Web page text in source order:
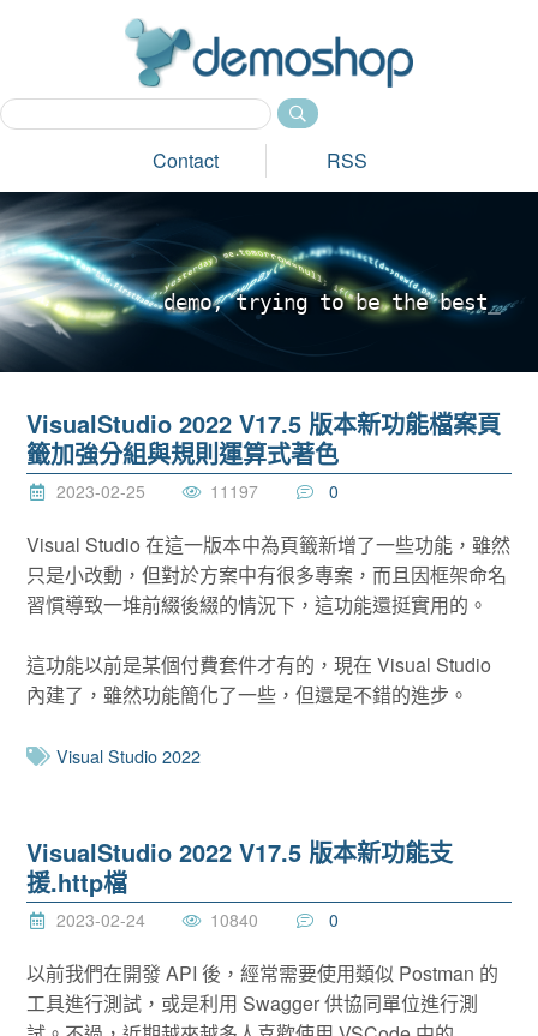
Contact RSS
demo, trying to be the best_
VisualStudio 2022 V17.5 版本新功能檔案頁
籤加強分組與規則運算式著色
2023-02-25 11197 0
Visual Studio 在這一版本中為頁籤新增了一些功能，雖然
只是小改動，但對於方案中有很多專案，而且因框架命名
習慣導致一堆前綴後綴的情況下，這功能還挺實用的。
這功能以前是某個付費套件才有的，現在 Visual Studio
內建了，雖然功能簡化了一些，但還是不錯的進步。
Visual Studio 2022
VisualStudio 2022 V17.5 版本新功能支
援.http檔
2023-02-24 10840 0
以前我們在開發 API 後，經常需要使用類似 Postman 的
工具進行測試，或是利用 Swagger 供協同單位進行測